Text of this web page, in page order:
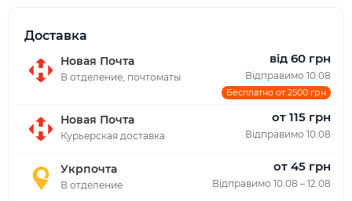
Доставка
Новая Почта
В отделение, почтоматы
від 60 грн
Відправимо 10.08
Бесплатно от 2500 грн
Новая Почта
Курьерская доставка
от 115 грн
Відправимо 10.08
Укрпочта
В отделение
от 45 грн
Відправимо 10.08 – 12.08